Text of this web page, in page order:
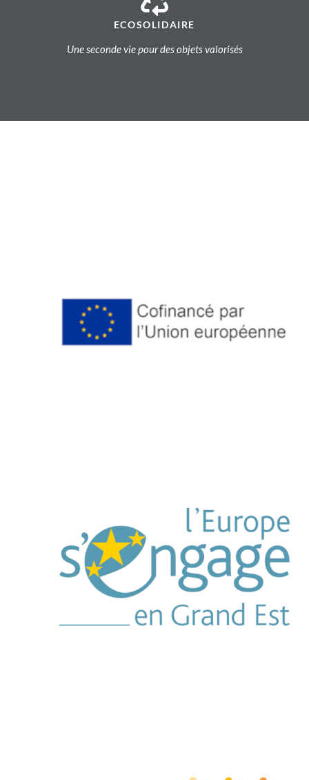
ECOSOLIDAIRE
Une seconde vie pour des objets valorisés